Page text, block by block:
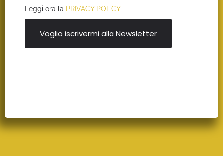
Leggi ora la PRIVACY POLICY
Voglio iscrivermi alla Newsletter